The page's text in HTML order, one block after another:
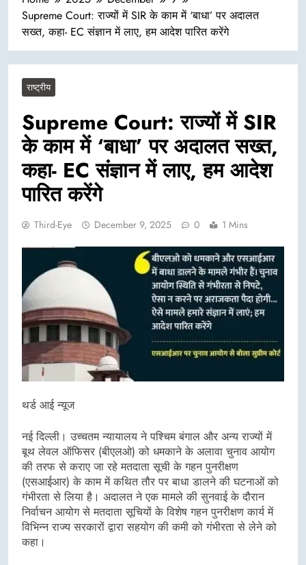
Supreme Court: राज्यों में SIR के काम में ‘बाधा’ पर अदालत
सख्त, कहा- EC संज्ञान में लाए, हम आदेश पारित करेंगे
राष्ट्रीय
Supreme Court: राज्यों में SIR
के काम में ‘बाधा’ पर अदालत सख्त,
कहा- EC संज्ञान में लाए, हम आदेश
पारित करेंगे
Third-Eye December 9, 2025 0 1 Mins
थर्ड आई न्यूज
नई दिल्ली। उच्चतम न्यायालय ने पश्चिम बंगाल और अन्य राज्यों में
बूथ लेवल ऑफिसर (बीएलओ) को धमकाने के अलावा चुनाव आयोग
की तरफ से कराए जा रहे मतदाता सूची के गहन पुनरीक्षण
(एसआईआर) के काम में कथित तौर पर बाधा डालने की घटनाओं को
गंभीरता से लिया है। अदालत ने एक मामले की सुनवाई के दौरान
निर्वाचन आयोग से मतदाता सूचियों के विशेष गहन पुनरीक्षण कार्य में
विभिन्न राज्य सरकारों द्वारा सहयोग की कमी को गंभीरता से लेने को
कहा।